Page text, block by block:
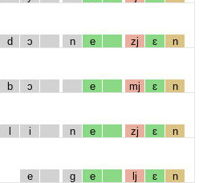
d ɔ n e zj ɛ n
b ɔ e mj ɛ n
l i n e zj ɛ n
e g e lj ɛ n